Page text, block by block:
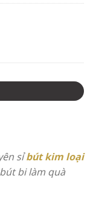
sỉbút kim loại
bi làm quà